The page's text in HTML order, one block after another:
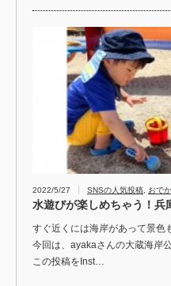
2022/5/27 SNSの人気投稿 おで
水遊びが楽しめちゃう！兵
すぐ近くには海岸があって景色
今回は、ayakaさんの大蔵海
この投稿をInst…